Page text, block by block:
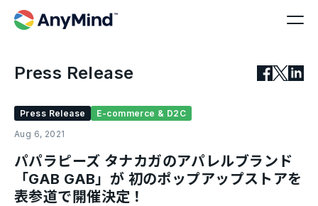
Press Release
Press Release
E-commerce & D2C
Aug 6, 2021
パパラピーズ タナカガのアパレルブランド
「GAB GAB」が 初のポップアップストアを
表参道で開催決定！